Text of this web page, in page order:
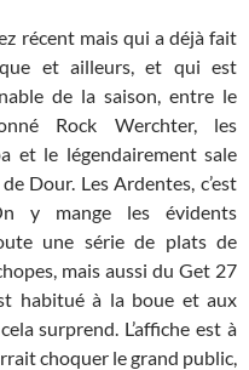
récent mais qui a déjà fait
et ailleurs, et qui est
de la saison, entre le
Rock Werchter, les
et le légendairement sale
Dour. Les Ardentes, c’est
y mange les évidents
une série de plats de
mais aussi du Get 27
habitué à la boue et aux
surprend. L’affiche est à
choquer le grand public,